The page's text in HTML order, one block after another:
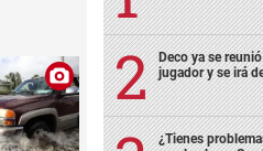
Deco ya se
jugador y se irá
¿Tienes